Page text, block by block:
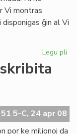
Vi montras
ĝin al Vi
Legu pli
pri
5-C, 24 apr 08
por ke milionoj da